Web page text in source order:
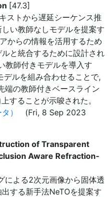
[47.3]
ストから遅延シーケンス推
い教師なしモデルを提案す
からの情報を活用するため
と統合するために設計され
教師付きモデルを導入す
デルを組み合わせることで,
端の教師付きベースライン
することが示唆された。
）
(Fri, 8 Sep 2023
of Transparent
Aware Refraction-
による2次元画像から固体透
する新手法NeTOを提案す